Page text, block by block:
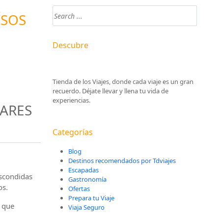
Buscar
Descubre
Tienda de los Viajes, donde cada viaje es un gran
recuerdo. Déjate llevar y llena tu vida de
experiencias.
Categorías
Blog
Destinos recomendados por Tdviajes
Escapadas
Gastronomía
Ofertas
Prepara tu Viaje
Viaja Seguro